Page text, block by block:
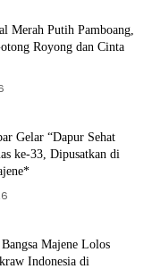
Royong dan Cinta
Gelar “Dapur Sehat
ke-33, Dipusatkan di
Majene Lolos
Indonesia di